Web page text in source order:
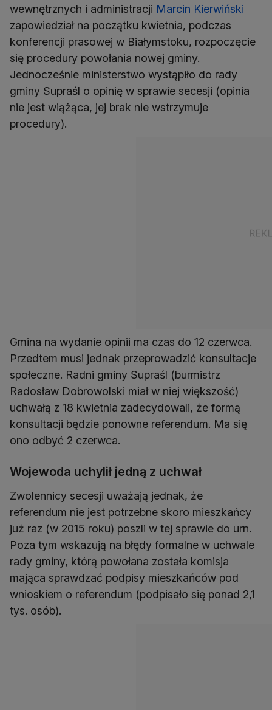
wewnętrznych i administracji Marcin Kierwiński
zapowiedział na początku kwietnia, podczas
konferencji prasowej w Białymstoku, rozpoczęcie
się procedury powołania nowej gminy.
Jednocześnie ministerstwo wystąpiło do rady
gminy Supraśl o opinię w sprawie secesji (opinia
nie jest wiążąca, jej brak nie wstrzymuje
procedury).
Gmina na wydanie opinii ma czas do 12 czerwca.
Przedtem musi jednak przeprowadzić konsultacje
społeczne. Radni gminy Supraśl (burmistrz
Radosław Dobrowolski miał w niej większość)
uchwałą z 18 kwietnia zadecydowali, że formą
konsultacji będzie ponowne referendum. Ma się
ono odbyć 2 czerwca.
Wojewoda uchylił jedną z uchwał
Zwolennicy secesji uważają jednak, że
referendum nie jest potrzebne skoro mieszkańcy
już raz (w 2015 roku) poszli w tej sprawie do urn.
Poza tym wskazują na błędy formalne w uchwale
rady gminy, którą powołana została komisja
mająca sprawdzać podpisy mieszkańców pod
wnioskiem o referendum (podpisało się ponad 2,1
tys. osób).